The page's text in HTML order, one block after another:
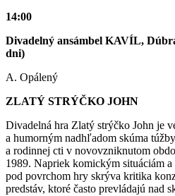
14:00
Divadelný ansámbel KAVÍL,
dni)
A. Opálený
ZLATÝ STRÝČKO JOHN
Divadelná hra Zlatý strýčko John je
a humorným nadhľadom skúma
a rodinnej cti v novovzniknutom
1989. Napriek komickým situáciám a
pod povrchom hry skrýva kritika
predstáv, ktoré často prevládajú nad